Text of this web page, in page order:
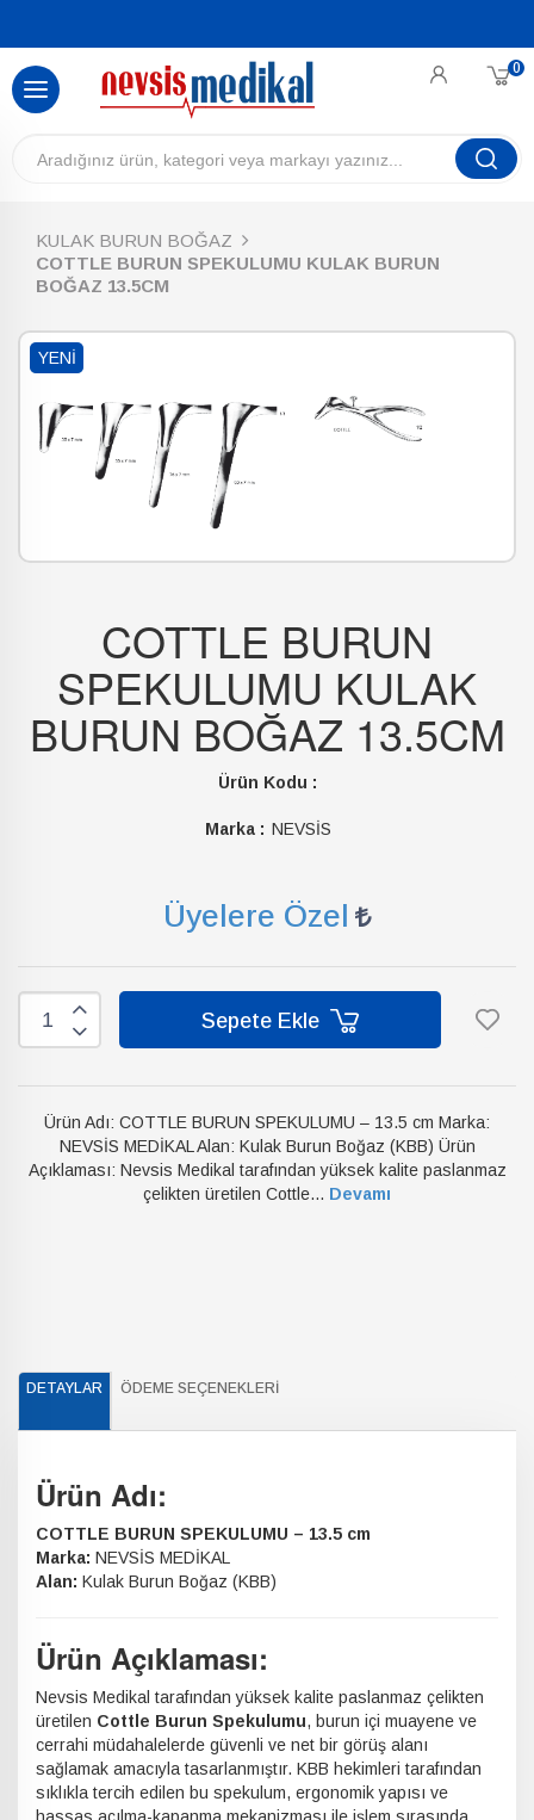
0
KULAK BURUN BOĞAZ
COTTLE BURUN SPEKULUMU KULAK BURUN
BOĞAZ 13.5CM
YENI
COTTLE BURUN
SPEKULUMU KULAK
BURUN BOĞAZ 13.5CM
Ürün Kodu :
Marka : NEVSİS
Üyelere Özel
Sepete Ekle
Ürün Adı: COTTLE BURUN SPEKULUMU – 13.5 cm Marka:
NEVSİS MEDİKAL Alan: Kulak Burun Boğaz (KBB) Ürün
Açıklaması: Nevsis Medikal tarafından yüksek kalite paslanmaz
çelikten üretilen Cottle... Devamı
DETAYLAR ÖDEME SEÇENEKLERI
Ürün Adı:
COTTLE BURUN SPEKULUMU – 13.5 cm
Marka: NEVSİS MEDİKAL
Alan: Kulak Burun Boğaz (KBB)
Ürün Açıklaması:
Nevsis Medikal tarafından yüksek kalite paslanmaz çelikten
üretilen Cottle Burun Spekulumu, burun içi muayene ve
cerrahi müdahalelerde güvenli ve net bir görüş alanı
sağlamak amacıyla tasarlanmıştır. KBB hekimleri tarafından
sıklıkla tercih edilen bu spekulum, ergonomik yapısı ve